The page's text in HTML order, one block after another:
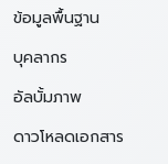
ข้อมูลพื้นฐาน
บุคลากร
อัลบั้มภาพ
ดาวโหลดเอกสาร